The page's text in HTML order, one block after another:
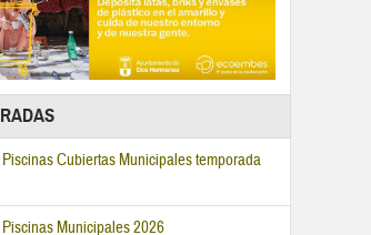
Cubiertas Municipales temporada
Municipales 2026